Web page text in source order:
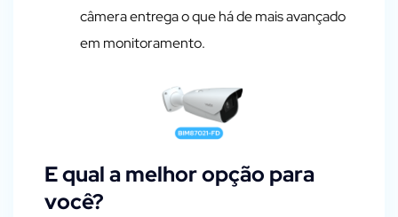
câmera entrega o que há de mais avançado
em monitoramento.
E qual a melhor opção para
você?